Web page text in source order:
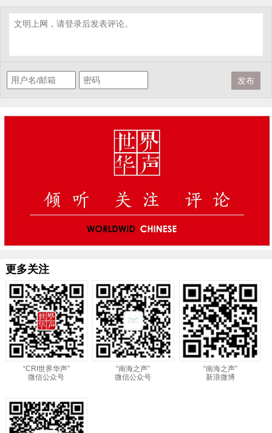
更多关注
“CRI世界华声”
微信公众号
“南海之声”
微信公众号
“南海之声”
新浪微博